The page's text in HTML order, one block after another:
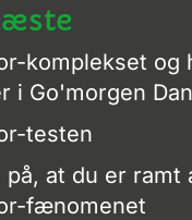
komplekset og
i Go'morgen
testen
på, at du er ramt
fænomenet